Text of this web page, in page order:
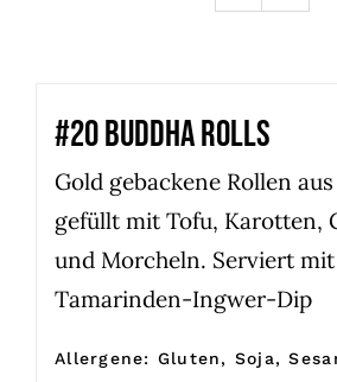
#20 BUDDHA ROLLS
Gold gebackene Rollen
gefüllt mit Tofu, Karotten,
und Morcheln. Serviert
Tamarinden-Ingwer-Dip
Allergene: Gluten, Soja,